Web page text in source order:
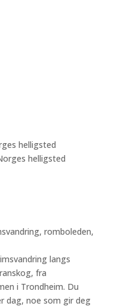
helligsted
, romboleden,
langs
fra
i Trondheim. Du
dag, noe som gir deg